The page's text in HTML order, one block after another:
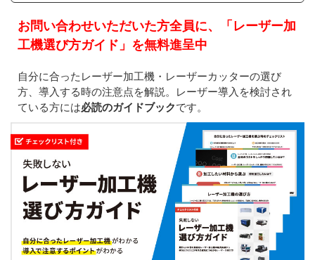
お問い合わせいただいた方全員に、「レーザー加
工機選び方ガイド」を無料進呈中
自分に合ったレーザー加工機・レーザーカッターの選び
方、導入する時の注意点を解説。レーザー導入を検討され
ている方には必読のガイドブックです。